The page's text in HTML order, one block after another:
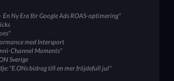
En Ny Era för Google Ads ROAS-optimering"
med Intersport
Channel Moments"
Sverige
"E.ONs bidrag till en mer fröjdefull jul"